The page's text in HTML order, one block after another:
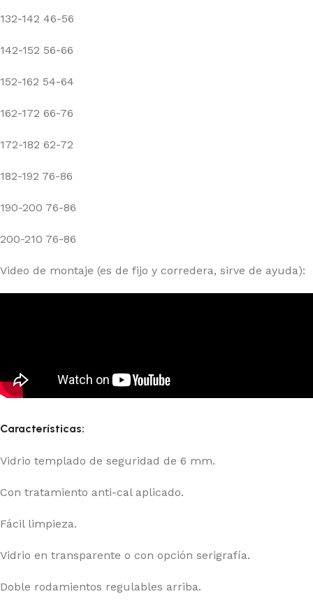
132-142 46-56
142-152 56-66
152-162 54-64
162-172 66-76
172-182 62-72
182-192 76-86
190-200 76-86
200-210 76-86
Video de montaje (es de fijo y corredera, sirve de ayuda):
Características:
Vidrio templado de seguridad de 6 mm.
Con tratamiento anti-cal aplicado.
Fácil limpieza.
Vidrio en transparente o con opción serigrafía.
Doble rodamientos regulables arriba.